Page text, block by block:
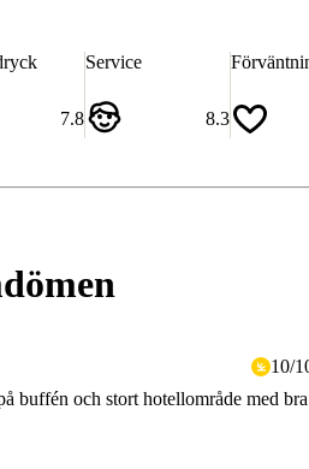
7.8
Service
8.3
10/
buffén och stort hotellområde med bra